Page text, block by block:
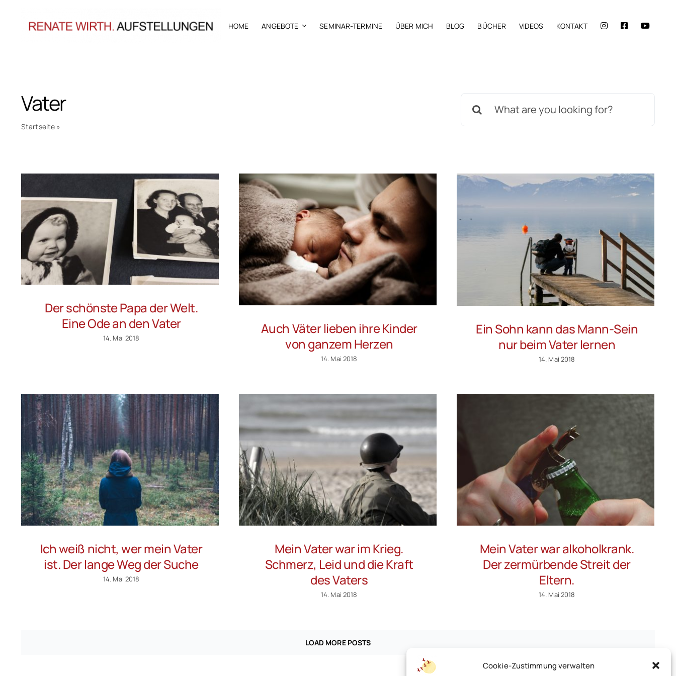
Cookie-Zustimmung verwalten
HOME ANGEBOTE SEMINAR-TERMINE ÜBER MICH BLOG BÜCHER VIDEOS KONTAKT
Vater
Startseite »
nach:
Der schönste Papa der Welt.
Eine Ode an den Vater
14. Mai 2018
Auch Väter lieben ihre Kinder
von ganzem Herzen
14. Mai 2018
Ein Sohn kann das Mann-Sein
nur beim Vater lernen
14. Mai 2018
Ich weiß nicht, wer mein Vater
ist. Der lange Weg der Suche
14. Mai 2018
Mein Vater war im Krieg.
Schmerz, Leid und die Kraft
des Vaters
14. Mai 2018
Mein Vater war alkoholkrank.
Der zermürbende Streit der
Eltern.
14. Mai 2018
LOAD MORE POSTS